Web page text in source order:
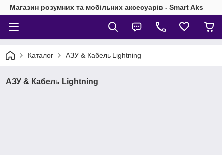
Магазин розумних та мобільних аксесуарів - Smart Aks
Каталог АЗУ & Кабель Lightning
АЗУ & Кабель Lightning